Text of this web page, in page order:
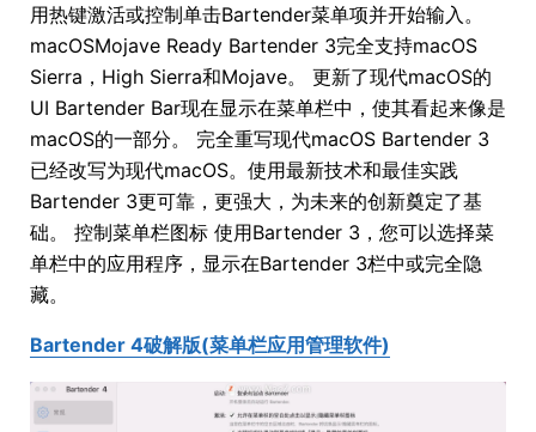
用热键激活或控制单击Bartender菜单项并开始输入。
macOSMojave Ready Bartender 3完全支持macOS
Sierra，High Sierra和Mojave。 更新了现代macOS的
UI Bartender Bar现在显示在菜单栏中，使其看起来像是
macOS的一部分。 完全重写现代macOS Bartender 3
已经改写为现代macOS。使用最新技术和最佳实践
Bartender 3更可靠，更强大，为未来的创新奠定了基
础。 控制菜单栏图标 使用Bartender 3，您可以选择菜
单栏中的应用程序，显示在Bartender 3栏中或完全隐
藏。
Bartender 4破解版(菜单栏应用管理软件)